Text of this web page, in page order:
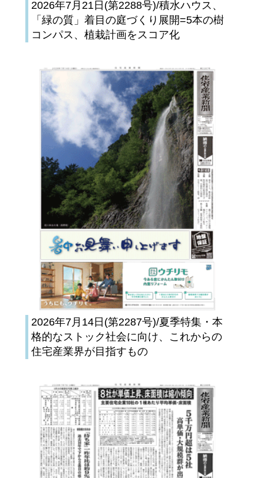
2026年7月21日(第2288号)/積水ハウス、
「緑の質」着目の庭づくり展開=5本の樹
コンパス、植栽計画をスコア化
2026年7月14日(第2287号)/夏季特集・本
格的なストック社会に向け、これからの
住宅産業界が目指すもの